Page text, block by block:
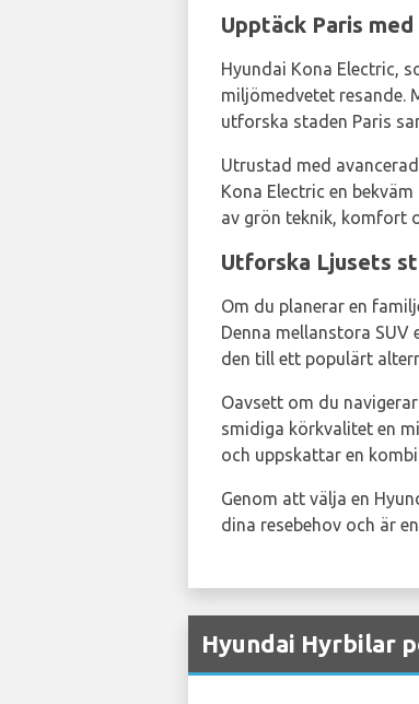
Upptäck Paris
Hyundai Kona Electric,
miljömedvetet resande.
utforska staden Paris
Utrustad med
Kona Electric en
av grön teknik, komfort
Utforska Ljusets
Om du planerar en
Denna mellanstora
den till ett populärt
Oavsett om du
smidiga körkvalitet en
och uppskattar en
Genom att välja en
dina resebehov och är
Hyundai Hyrbilar